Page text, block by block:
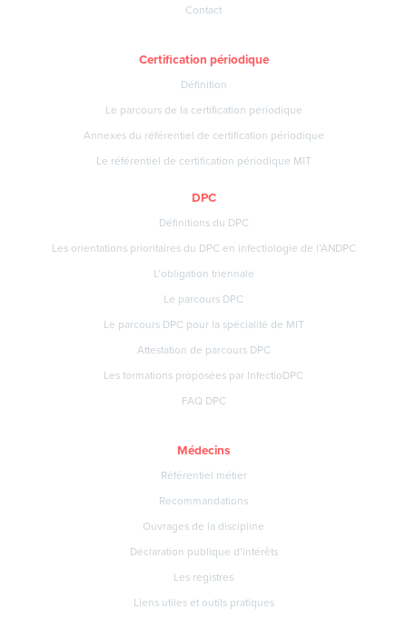
Contact
Certification périodique
Définition
Le parcours de la certification périodique
Annexes du référentiel de certification périodique
Le référentiel de certification périodique MIT
DPC
Définitions du DPC
Les orientations prioritaires du DPC en infectiologie de l’ANDPC
L’obligation triennale
Le parcours DPC
Le parcours DPC pour la spécialité de MIT
Attestation de parcours DPC
Les formations proposées par InfectioDPC
FAQ DPC
Médecins
Référentiel métier
Recommandations
Ouvrages de la discipline
Déclaration publique d’intérêts
Les registres
Liens utiles et outils pratiques